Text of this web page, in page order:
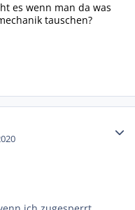
es wenn man da was
tauschen?